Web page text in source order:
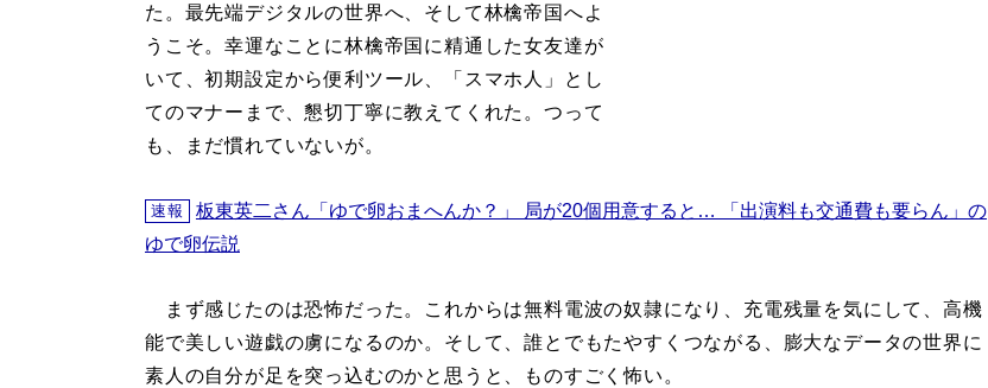
た。最先端デジタルの世界へ、そして林檎帝国へよ
うこそ。幸運なことに林檎帝国に精通した女友達が
いて、初期設定から便利ツール、「スマホ人」とし
てのマナーまで、懇切丁寧に教えてくれた。つって
も、まだ慣れていないが。
速報
板東英二さん「ゆで卵おまへんか？」 局が20個用意すると… 「出演料も交通費も要らん」の
ゆで卵伝説
まず感じたのは恐怖だった。これからは無料電波の奴隷になり、充電残量を気にして、高機
能で美しい遊戯の虜になるのか。そして、誰とでもたやすくつながる、膨大なデータの世界に
素人の自分が足を突っ込むのかと思うと、ものすごく怖い。